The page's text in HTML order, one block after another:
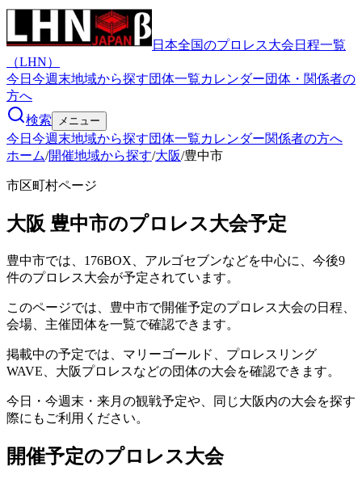
日本全国のプロレス大会日程一覧
（LHN）
今日 今週末地域から探す団体一覧カレンダー団体・関係者の
方へ
検索
メニュー
今日 今週末地域から探す団体一覧カレンダー関係者の方へ
ホーム/開催地域から探す/大阪/豊中市
市区町村ページ
大阪 豊中市のプロレス大会予定
豊中市では、176BOX、アルゴセブンなどを中心に、今後9
件のプロレス大会が予定されています。
このページでは、豊中市で開催予定のプロレス大会の日程、
会場、主催団体を一覧で確認できます。
掲載中の予定では、マリーゴールド、プロレスリング
WAVE、大阪プロレスなどの団体の大会を確認できます。
今日・今週末・来月の観戦予定や、同じ大阪内の大会を探す
際にもご利用ください。
開催予定のプロレス大会